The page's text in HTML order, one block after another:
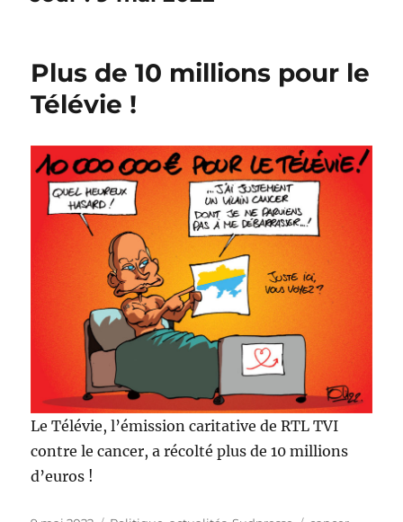
Plus de 10 millions pour le
Télévie !
Le Télévie, l’émission caritative de RTL TVI
contre le cancer, a récolté plus de 10 millions
d’euros !